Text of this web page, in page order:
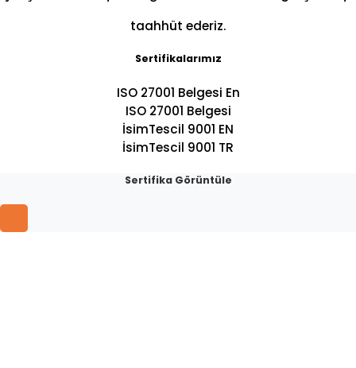
taahhüt ederiz.
Sertifikalarımız
ISO 27001 Belgesi En
ISO 27001 Belgesi
İsimTescil 9001 EN
İsimTescil 9001 TR
Sertifika Görüntüle